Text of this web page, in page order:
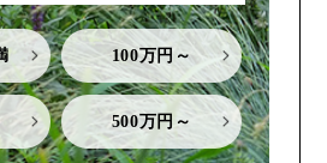
100万円～
500万円～